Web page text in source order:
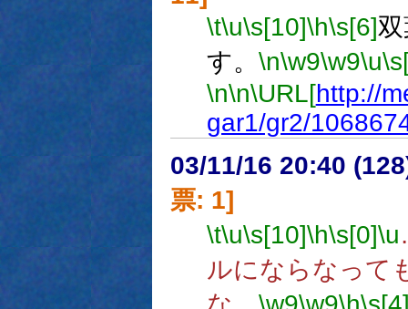
\t\u\s[10]\h\s[6]
す。 \n\w9\w9\u
\n\n\URL[http://
gar1/gr2/
03/11/16 20:40
票: 1]
\t\u\s[10]\h\s[0]\u
ルにならなって